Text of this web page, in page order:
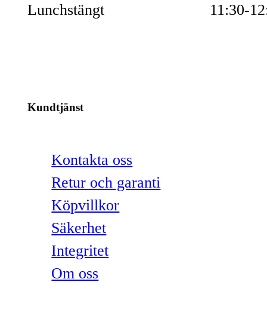
Lunchstängt 11:30-
Kundtjänst
Kontakta oss
Retur och garanti
Köpvillkor
Säkerhet
Integritet
Om oss